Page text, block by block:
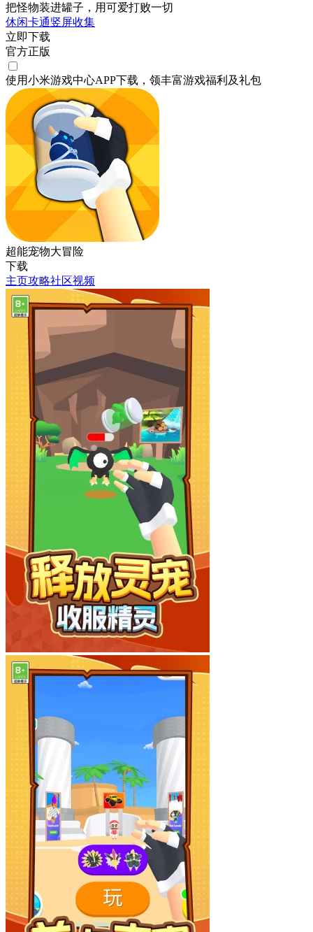
把怪物装进罐子，用可爱打败一切
休闲卡通竖屏收集
立即下载
官方正版
使用小米游戏中心APP下载 ，领丰富游戏福利 及礼包
超能宠物大冒险
下载
主页攻略社区视频